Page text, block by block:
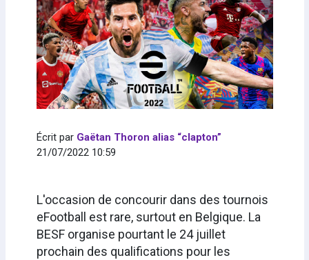
Écrit par Gaëtan Thoron alias “clapton”
21/07/2022 10:59
L'occasion de concourir dans des tournois
eFootball est rare, surtout en Belgique. La
BESF organise pourtant le 24 juillet
prochain des qualifications pour les